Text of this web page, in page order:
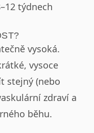
týdnech
vysoká.
vysoce
stejný (nebo
zdraví a
běhu.